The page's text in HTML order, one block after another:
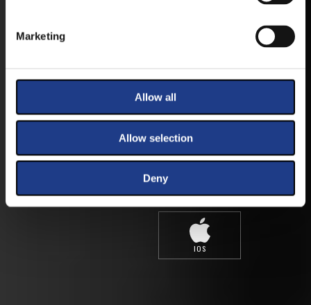
Marketing
Allow all
Allow selection
Deny
TÖLTSE LE APPLIKÁCIÓNKAT, HOGY
ELSŐ KÉZBŐL ÉRTESÜLHESSEN
FELLÉPŐKRŐL, ESŐ ESETÉN
HELYSZÍNVÁLTOZÁSRÓL.
ELÉRHETŐ ANDROID ÉS IOS RENDSZEREKRE AZ
IOS